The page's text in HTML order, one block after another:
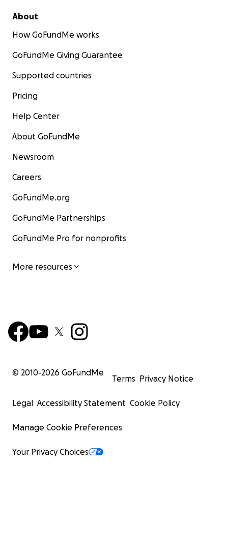
About
How GoFundMe works
GoFundMe Giving Guarantee
Supported countries
Pricing
Help Center
About GoFundMe
Newsroom
Careers
GoFundMe.org
GoFundMe Partnerships
GoFundMe Pro for nonprofits
More resources
© 2010-2026 GoFundMe
Terms Privacy Notice
Legal Accessibility Statement Cookie Policy
Manage Cookie Preferences
Your Privacy Choices